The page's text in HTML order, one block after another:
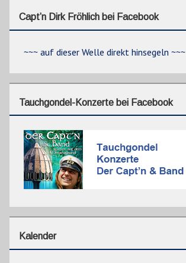
Capt’n Dirk Fröhlich bei Facebook
~~~ auf dieser Welle direkt hinsegeln ~~~
Tauchgondel-Konzerte bei Facebook
Kalender